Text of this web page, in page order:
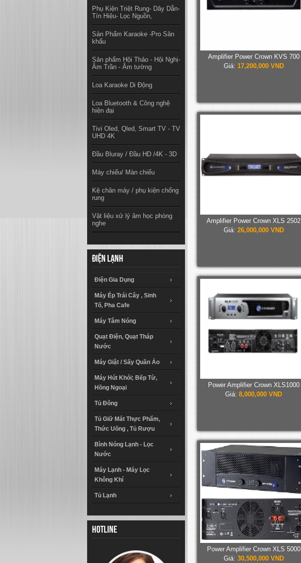
Phụ Kiện Triệt Rung- Dây Dẫn-
Tín Hiệu- Lọc Nguồn,
Sản Phẩm Karaoke -Pro Sân
khấu
Sản phẩm Hội Thảo - Hội Nghị-
Âm Trần - Âm tường
Loa Karaoke Di Động
Loa Bluetooth & Công nghệ
hiện đại
Tivi Oled, Qled, Smart TV - TV
UHD 4K
Đầu Bluray / Đầu HD /4K - 3D
Máy chiếu/ Màn chiếu
Kệ chân máy / phụ kiện chống
rung
Vật liệu xử lý âm học phòng
nghe
Điện lạnh
Điện Gia Dụng
Máy Ép Trái Cây , Sinh
Tố, Pha Cafe
Máy Tắm Nóng
Quạt Điện, Quạt Tháp
Nước
Máy Giặt / Sấy Quần Áo
Máy Hút Khói; Bếp Từ,
Hồng Ngoại
Tủ Đông
Tủ Giữ Mát Thực Phẩm,
Thức Uống , Tủ Rượu
Bình Nóng Lạnh - Lọc
Nước
Máy Lạnh - Máy Lọc
Không Khí
Tủ Lạnh
Hotline
Amplifier Power Crown KVS 700
Giá: 17,200,000 VND
Amplifier Power Crown XLS 2502
Giá: 26,000,000 VND
Power Amplifier Crown XLS1000
Giá: 8,000,000 VND
Power Amplifier Crown XLS 5000
Giá: 30,500,000 VND